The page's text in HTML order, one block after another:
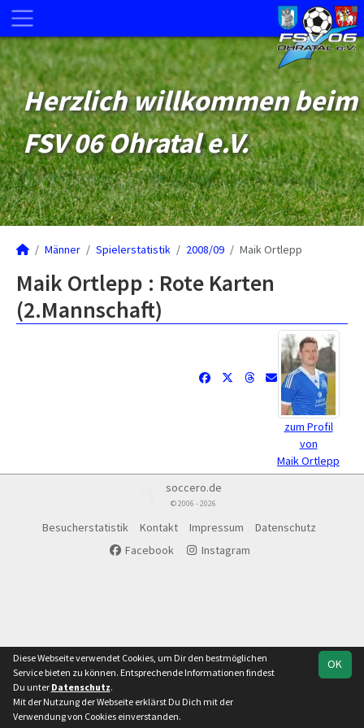
Herzlich willkommen beim
FSV 06 Ohratal e.V.
Männer Spielerstatistik 2008/09 Maik Ortlepp
Maik Ortlepp : Rote Karten
(2.Mannschaft)
zum Profil
von
Maik Ortlepp
soccero.de
© 2006 - 2026
Besucherstatistik Kontakt Impressum
Datenschutz
Facebook
Instagram
OK
Diese Webseite verwendet Cookies, um Dir den bestmöglichen
Service bieten zu können. Entsprechende Informationen findest
Du unter Datenschutz.
Mit der Nutzung der Webseite erklärst Du Dich mit der
Verwendung von Cookies einverstanden.